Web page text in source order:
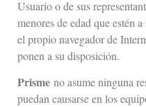
Usuario o de sus
menores de edad que estén
el propio navegador de
ponen a su disposición.
Prisme no asume ninguna
puedan causarse en los